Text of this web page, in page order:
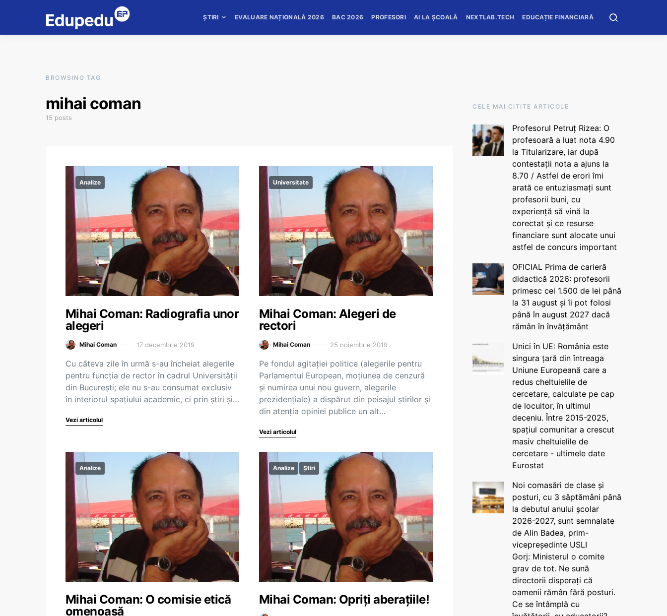
ȘTIRI EVALUARE NAȚIONALĂ 2026 BAC 2026 PROFESORI AI LA ȘCOALĂ NEXTLAB.TECH EDUCAȚIE FINANCIARĂ
BROWSING TAG
mihai coman
15 posts
Analize
Mihai Coman: Radiografia unor
alegeri
Mihai Coman 17 decembrie 2019
Cu câteva zile în urmă s-au încheiat alegerile
pentru funcția de rector în cadrul Universității
din București; ele nu s-au consumat exclusiv
în interiorul spațiului academic, ci prin știri și…
Vezi articolul
Universitate
Mihai Coman: Alegeri de
rectori
Mihai Coman 25 noiembrie 2019
Pe fondul agitației politice (alegerile pentru
Parlamentul European, moțiunea de cenzură
și numirea unui nou guvern, alegerile
prezidențiale) a dispărut din peisajul știrilor și
din atenția opiniei publice un alt…
Vezi articolul
Analize
Mihai Coman: O comisie etică
omenoasă
Analize Știri
Mihai Coman: Opriți aberațiile!
CELE MAI CITITE ARTICOLE
Profesorul Petruț Rizea: O
profesoară a luat nota 4.90
la Titularizare, iar după
contestații nota a ajuns la
8.70 / Astfel de erori îmi
arată ce entuziasmați sunt
profesorii buni, cu
experiență să vină la
corectat și ce resurse
financiare sunt alocate unui
astfel de concurs important
OFICIAL Prima de carieră
didactică 2026: profesorii
primesc cei 1.500 de lei până
la 31 august și îi pot folosi
până în august 2027 dacă
rămân în învățământ
Unici în UE: România este
singura țară din întreaga
Uniune Europeană care a
redus cheltuielile de
cercetare, calculate pe cap
de locuitor, în ultimul
deceniu. Între 2015-2025,
spațiul comunitar a crescut
masiv cheltuielile de
cercetare - ultimele date
Eurostat
Noi comasări de clase și
posturi, cu 3 săptămâni până
la debutul anului școlar
2026-2027, sunt semnalate
de Alin Badea, prim-
vicepreședinte USLI
Gorj: Ministerul o comite
grav de tot. Ne sună
directorii disperați că
oamenii rămân fără posturi.
Ce se întâmplă cu